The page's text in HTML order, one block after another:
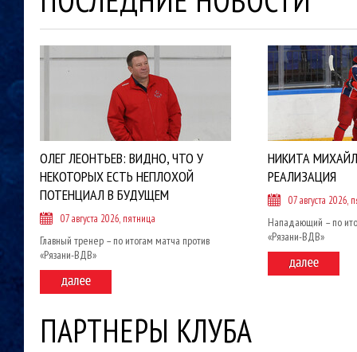
ОЛЕГ ЛЕОНТЬЕВ: ВИДНО, ЧТО У
НЕКОТОРЫХ ЕСТЬ НЕПЛОХОЙ
ПОТЕНЦИАЛ В БУДУЩЕМ
07 августа 2026, пятница
Главный тренер – по итогам матча против
«Рязани-ВДВ»
НИКИТА
РЕАЛИЗАЦИЯ
07 августа 2026,
Нападающий – по
«Рязани-ВДВ»
ПАРТНЕРЫ КЛУБА